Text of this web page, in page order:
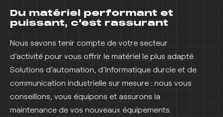
Du matériel performant et
puissant, c’est rassurant
Nous savons tenir compte de votre secteur
d’activité pour vous offrir le matériel le plus adapté.
Solutions d’automation, d’informatique durcie et de
communication industrielle sur mesure : nous vous
conseillons, vous équipons et assurons la
maintenance de vos nouveaux équipements.